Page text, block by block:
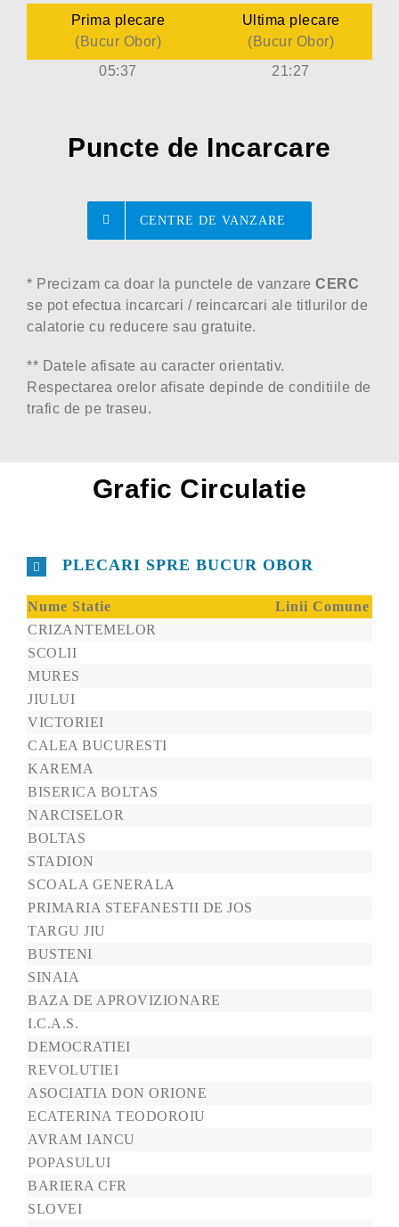
Prima plecare
(Bucur Obor)
Ultima plecare
(Bucur Obor)
05:37
21:27
Puncte de Incarcare
CENTRE DE VANZARE
* Precizam ca doar la punctele de vanzare CERC
se pot efectua incarcari / reincarcari ale titlurilor de
calatorie cu reducere sau gratuite.
** Datele afisate au caracter orientativ.
Respectarea orelor afisate depinde de conditiile de
trafic de pe traseu.
Grafic Circulatie
PLECARI SPRE BUCUR OBOR
Nume Statie
Linii Comune
CRIZANTEMELOR
SCOLII
MURES
JIULUI
VICTORIEI
CALEA BUCURESTI
KAREMA
BISERICA BOLTAS
NARCISELOR
BOLTAS
STADION
SCOALA GENERALA
PRIMARIA STEFANESTII DE JOS
TARGU JIU
BUSTENI
SINAIA
BAZA DE APROVIZIONARE
I.C.A.S.
DEMOCRATIEI
REVOLUTIEI
ASOCIATIA DON ORIONE
ECATERINA TEODOROIU
AVRAM IANCU
POPASULUI
BARIERA CFR
SLOVEI